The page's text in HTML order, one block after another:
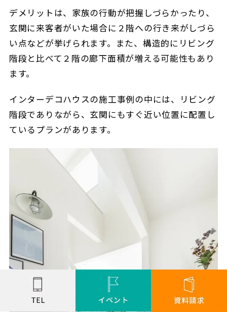
デメリットは、家族の行動が把握しづらかったり、
玄関に来客者がいた場合に２階への行き来がしづら
い点などが挙げられます。また、構造的にリビング
階段と比べて２階の廊下面積が増える可能性もあり
ます。
インターデコハウスの施工事例の中には、リビング
階段でありながら、玄関にもすぐ近い位置に配置し
ているプランがあります。